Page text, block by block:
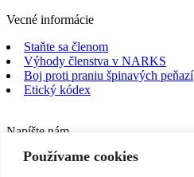
Používame cookies
Vecné informácie
Staňte sa členom
Výhody členstva v NARKS
Boj proti praniu špinavých peňazí
Etický kódex
Napíšte nám